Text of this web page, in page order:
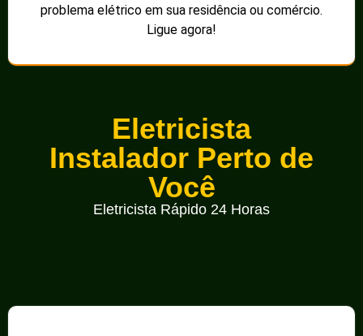
problema elétrico em sua residência ou comércio.
Ligue agora!
Eletricista
Instalador Perto de
Você
Eletricista Rápido 24 Horas